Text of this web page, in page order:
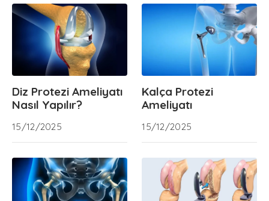
Diz Protezi Ameliyatı
Nasıl Yapılır?
15/12/2025
Kalça Protezi
Ameliyatı
15/12/2025